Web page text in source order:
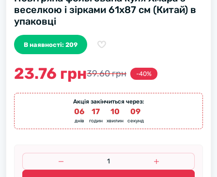
веселкою і зірками 61х87 см (Китай) в
упаковці
В наявності: 209
23.76 грн39.60 грн -40%
Акція закінчиться через:
06
днів
17
годин
10
хвилин
08
секунд